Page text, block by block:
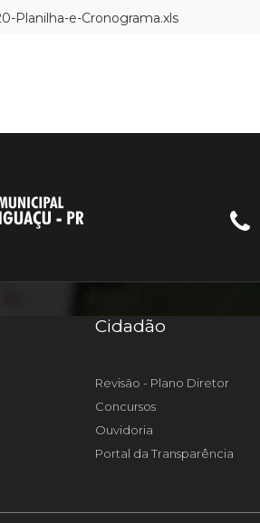
Planilha-e-Cronograma.xls
Cidadão
Revisão - Plano Diretor
Concursos
Ouvidoria
Portal da Transparência